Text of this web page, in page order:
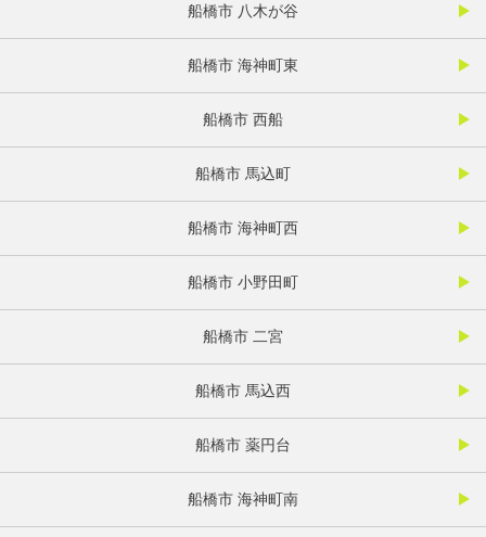
船橋市 八木が谷
船橋市 海神町東
船橋市 西船
船橋市 馬込町
船橋市 海神町西
船橋市 小野田町
船橋市 二宮
船橋市 馬込西
船橋市 薬円台
船橋市 海神町南